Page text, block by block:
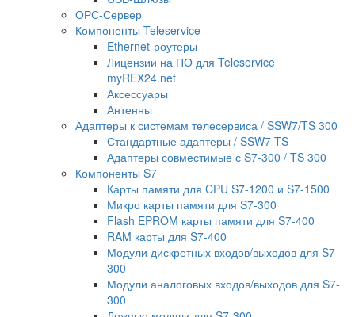
ОРС-Сервер
Компоненты Teleservice
Ethernet-роутеры
Лицензии на ПО для Teleservice
myREX24.net
Аксессуары
Антенны
Адаптеры к системам телесервиса / SSW7/TS 300
Стандартные адаптеры / SSW7-TS
Адаптеры совместимые с S7-300 / TS 300
Компоненты S7
Карты памяти для CPU S7-1200 и S7-1500
Микро карты памяти для S7-300
Flash EPROM карты памяти для S7-400
RAM карты для S7-400
Модули дискретных входов/выходов для S7-
300
Модули аналоговых входов/выходов для S7-
300